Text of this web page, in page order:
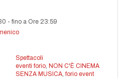
-fino a Ore 23:59
Spettacoli
eventi forio, NON C'È CINEMA
SENZA MUSICA, forio event